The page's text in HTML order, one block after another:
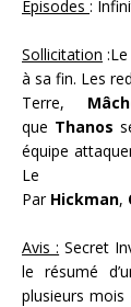
Épisodes :
Sollicitation
à sa fin. Les
Terre,
que Thanos
équipe
Le
Par Hickman,
Avis : Secret
le résumé
plusieurs mois